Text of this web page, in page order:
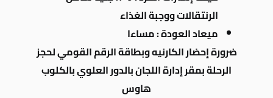
الرنتقالات ووجبة الغذاء
ميعاد العودة : مساءا
ضرورة إحضار الكارنيه وبطاقة الرقم القومي لحجز
الرحلة بمقر إدارة اللجان بالدور العلوي بالكلوب
هاوس